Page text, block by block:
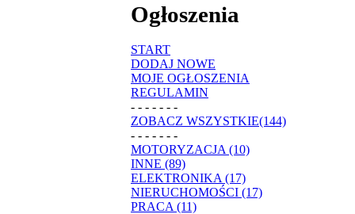
Ogłoszenia
START
DODAJ NOWE
MOJE OGŁOSZENIA
REGULAMIN
- - - - - - -
ZOBACZ WSZYSTKIE(144)
- - - - - - -
MOTORYZACJA (10)
INNE (89)
ELEKTRONIKA (17)
NIERUCHOMOŚCI (17)
PRACA (11)